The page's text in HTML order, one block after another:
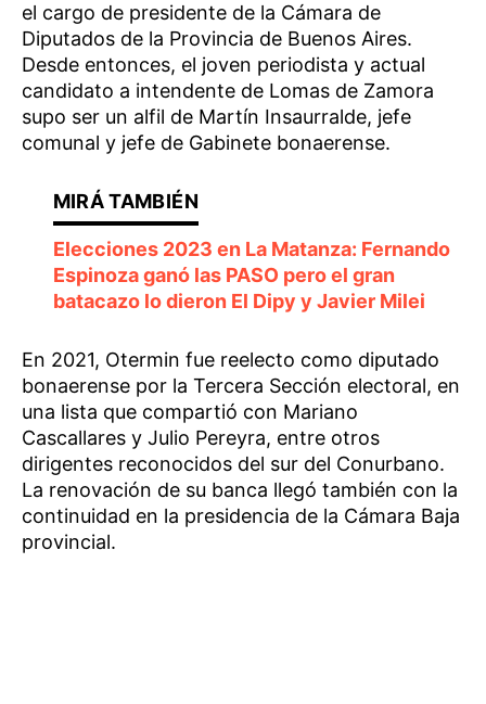
el cargo de presidente de la Cámara de
Diputados de la Provincia de Buenos Aires.
Desde entonces, el joven periodista y actual
candidato a intendente de Lomas de Zamora
supo ser un alfil de Martín Insaurralde, jefe
comunal y jefe de Gabinete bonaerense.
Elecciones 2023 en La Matanza: Fernando
Espinoza ganó las PASO pero el gran
batacazo lo dieron El Dipy y Javier Milei
En 2021, Otermin fue reelecto como diputado
bonaerense por la Tercera Sección electoral, en
una lista que compartió con Mariano
Cascallares y Julio Pereyra, entre otros
dirigentes reconocidos del sur del Conurbano.
La renovación de su banca llegó también con la
continuidad en la presidencia de la Cámara Baja
provincial.